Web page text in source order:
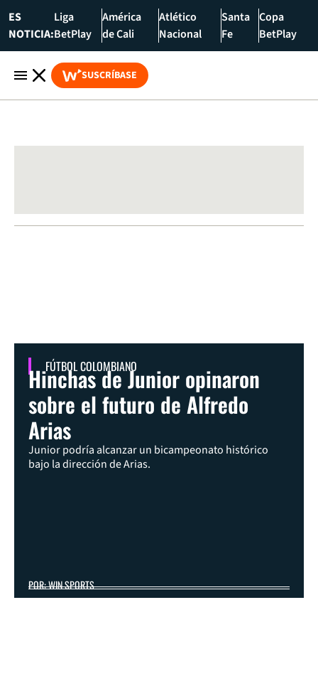
ES
NOTICIA:
Liga
BetPlay
América
de Cali
Atlético
Nacional
Santa
Fe
Copa
BetPlay
SUSCRÍBASE
FÚTBOL COLOMBIANO
Hinchas de Junior opinaron
sobre el futuro de Alfredo
Arias
Junior podría alcanzar un bicampeonato histórico
bajo la dirección de Arias.
POR: WIN SPORTS